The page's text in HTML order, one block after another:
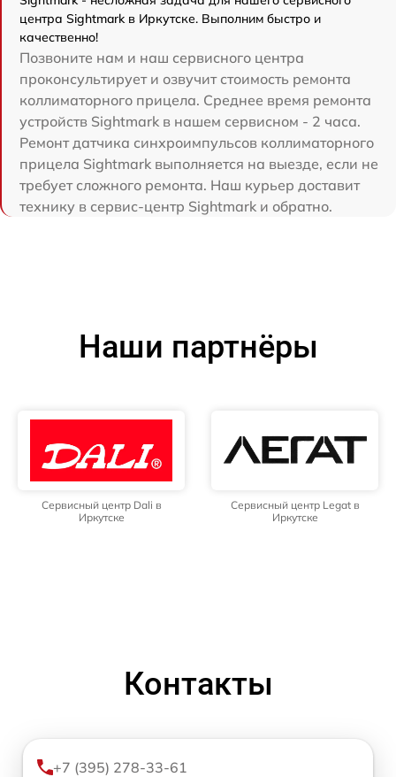
центра Sightmark в Иркутске. Выполним быстро и
качественно!
Позвоните нам и наш сервисного центра
проконсультирует и озвучит стоимость ремонта
коллиматорного прицела. Среднее время ремонта
устройств Sightmark в нашем сервисном - 2 часа.
Ремонт датчика синхроимпульсов коллиматорного
прицела Sightmark выполняется на выезде, если не
требует сложного ремонта. Наш курьер доставит
технику в сервис-центр Sightmark и обратно.
Наши партнёры
Сервисный центр Dali в
Иркутске
Сервисный центр Legat в
Иркутске
Контакты
+7 (395) 278-33-61